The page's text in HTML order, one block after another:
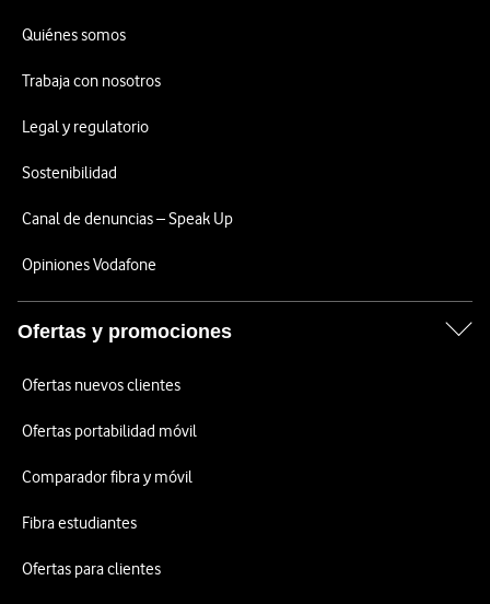
Quiénes somos
Trabaja con nosotros
Legal y regulatorio
Sostenibilidad
Canal de denuncias – Speak Up
Opiniones Vodafone
Ofertas y promociones
Ofertas nuevos clientes
Ofertas portabilidad móvil
Comparador fibra y móvil
Fibra estudiantes
Ofertas para clientes